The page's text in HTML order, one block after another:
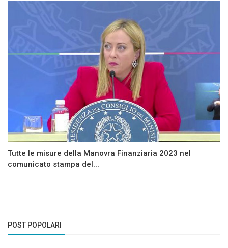
Tutte le misure della Manovra Finanziaria 2023 nel
comunicato stampa del...
POST POPOLARI